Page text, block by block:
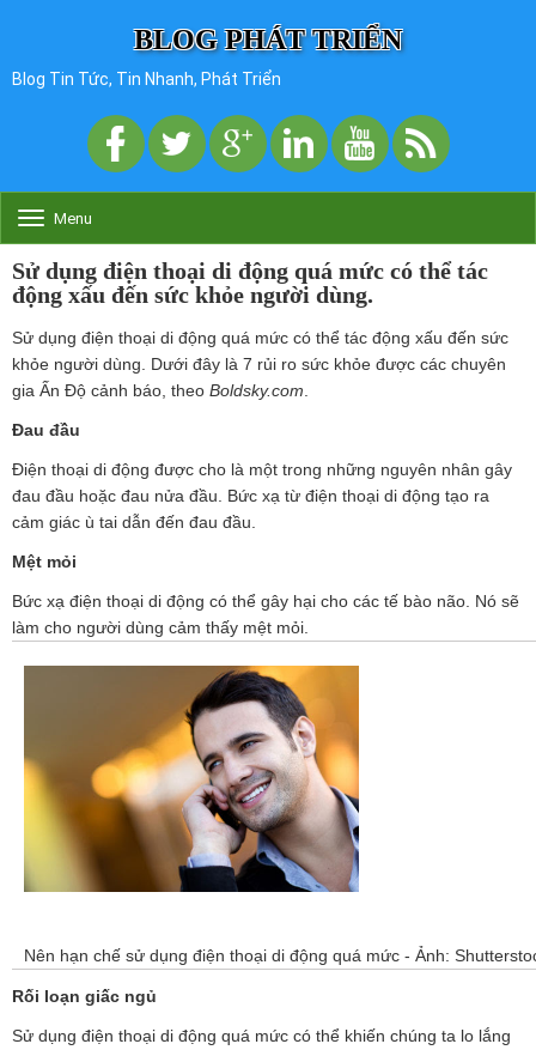
BLOG PHÁT TRIỂN
Blog Tin Tức, Tin Nhanh, Phát Triển
o
g
l
n
a
v
t
i
Menu
Sử dụng điện thoại di động quá mức có thể tác
động xấu đến sức khỏe người dùng.
Sử dụng điện thoại di động quá mức có thể tác động xấu đến sức
khỏe người dùng. Dưới đây là 7 rủi ro sức khỏe được các chuyên
gia Ấn Độ cảnh báo, theo Boldsky.com
Đau đầu
Điện thoại di động được cho là một trong những nguyên nhân gây
đau đầu hoặc đau nửa đầu. Bức xạ từ điện thoại di động tạo ra
cảm giác ù tai dẫn đến đau đầu.
Mệt mỏi
Bức xạ điện thoại di động có thể gây hại cho các tế bào não. Nó sẽ
làm cho người dùng cảm thấy mệt mỏi.
Nên hạn chế sử dụng điện thoại di động quá mức - Ảnh:
Rối loạn giấc ngủ
Sử dụng điện thoại di động quá mức có thể khiến chúng ta lo lắng